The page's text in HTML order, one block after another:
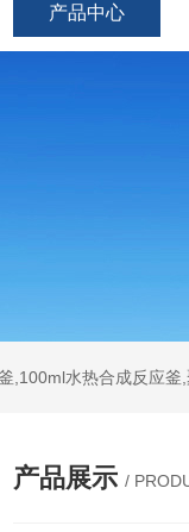
产品中心
,100ml水热合成反应
产品展示 /